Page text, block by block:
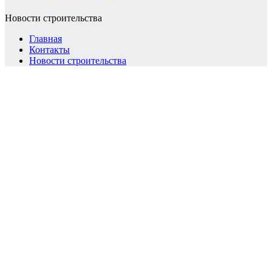
Новости строительства
Главная
Контакты
Новости строительства